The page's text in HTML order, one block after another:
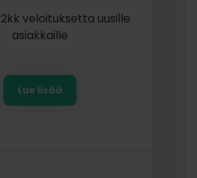
veloituksetta uusille
asiakkaille
Lue lisää